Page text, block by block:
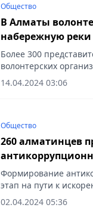
Общество
В Алматы
набережную реки
Более 300
волонтерских
Алмалинского
реки Есентай....
14.04.2024 03:06
Общество
260 алматинцев
Формирование
этап на пути к
время пресс-
02.04.2024 05:36